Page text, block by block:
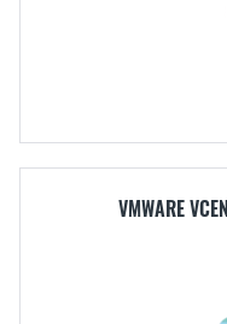
VMWARE